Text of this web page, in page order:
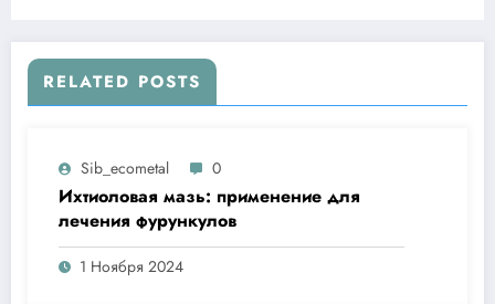
RELATED POSTS
Sib_ecometal 0
Ихтиоловая мазь: применение для
лечения фурункулов
1 Ноября 2024